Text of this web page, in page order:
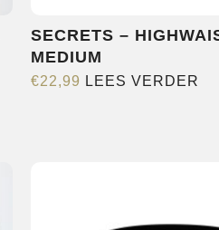
SECRETS –
MEDIUM
€22,99 LEES VERDER